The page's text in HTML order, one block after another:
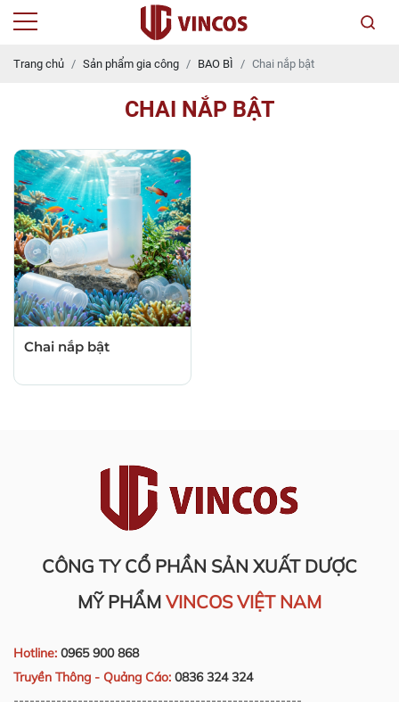
Trang chủ Sản phẩm gia công BAO BÌ Chai nắp bật
CHAI NẮP BẬT
Chai nắp bật
CÔNG TY CỔ PHẦN SẢN XUẤT DƯỢC
MỸ PHẨM VINCOS VIỆT NAM
Hotline: 0965 900 868
Truyền Thông - Quảng Cáo: 0836 324 324